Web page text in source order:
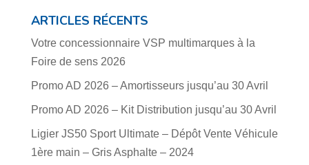
ARTICLES RÉCENTS
Votre concessionnaire VSP multimarques à la
Foire de sens 2026
Promo AD 2026 – Amortisseurs jusqu’au 30 Avril
Promo AD 2026 – Kit Distribution jusqu’au 30 Avril
Ligier JS50 Sport Ultimate – Dépôt Vente Véhicule
1ère main – Gris Asphalte – 2024